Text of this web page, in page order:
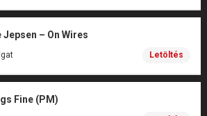
Jepsen – On Wires
Letöltés
Fine (PM)